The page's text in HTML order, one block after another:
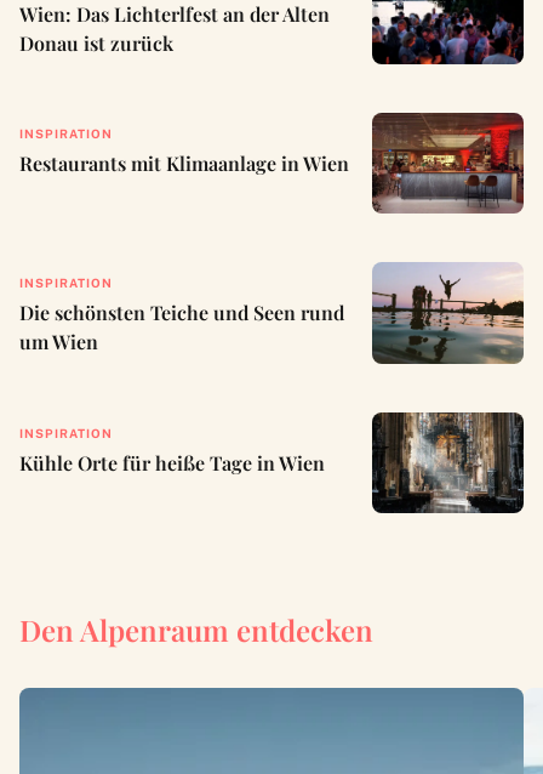
Wien: Das Lichterlfest an der Alten
Donau ist zurück
INSPIRATION
Restaurants mit Klimaanlage in Wien
INSPIRATION
Die schönsten Teiche und Seen rund
um Wien
INSPIRATION
Kühle Orte für heiße Tage in Wien
Den Alpenraum entdecken